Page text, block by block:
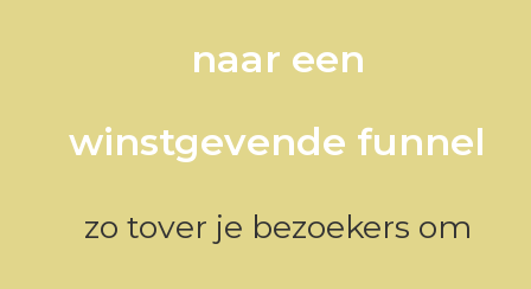
naar een
winstgevende funnel
zo tover je bezoekers om